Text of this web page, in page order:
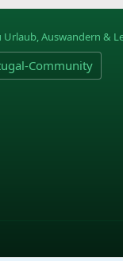
Community